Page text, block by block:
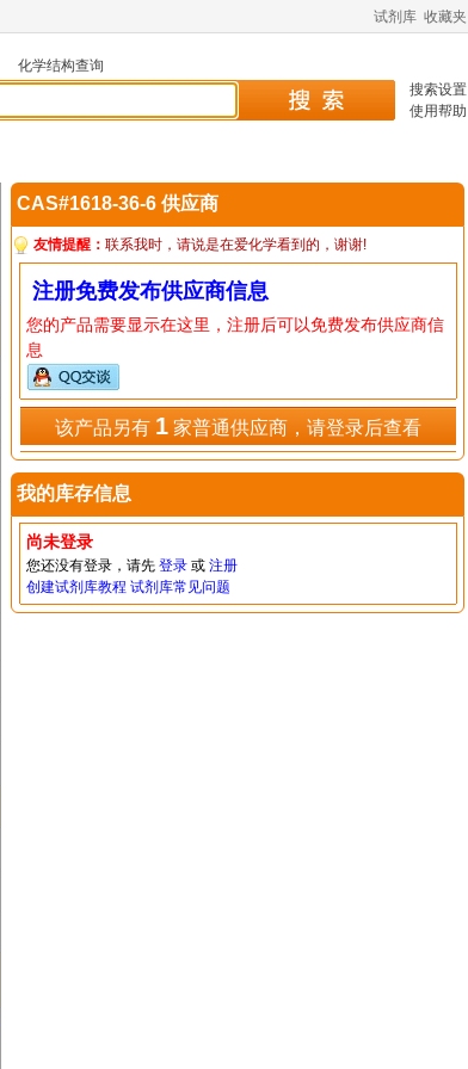
试剂库 收藏夹
化学结构查询
搜索设置
使用帮助
CAS#1618-36-6 供应商
友情提醒： 联系我时，请说是在爱化学看到的，谢谢!
注册免费发布供应商信息
您的产品需要显示在这里，注册后可以免费发布供应商信
息
该产品另有 1家普通供应商，请登录后查看
我的库存信息
尚未登录
您还没有登录，请先 登录或 注册
创建试剂库教程 试剂库常见问题